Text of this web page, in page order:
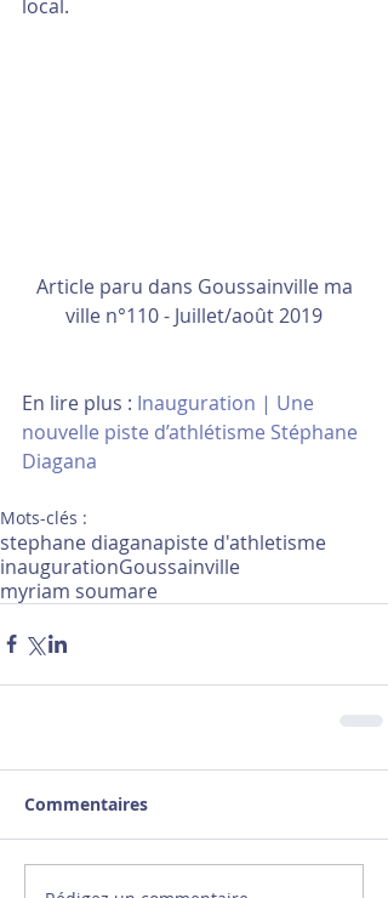
local.
ville n°110 - Juillet/août 2019
En lire plus : Inauguration | Une
nouvelle piste d’athlétisme Stéphane
Diagana
Mots-clés :
stephane diaganapiste d'athletisme
inaugurationGoussainville
myriam soumare
Commentaires